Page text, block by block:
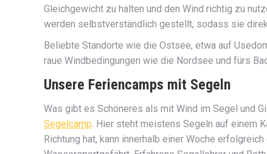
Gleichgewicht zu halten und den Wind richtig zu
werden selbstverständlich gestellt, sodass sie
Beliebte Standorte wie die Ostsee, etwa auf
raue Windbedingungen wie die Nordsee und fürs
Unsere Feriencamps mit Segeln
Was gibt es Schöneres als mit Wind im Segel und
Segelcamp . Hier steht meistens Segeln auf einem
Richtung hat, kann innerhalb einer Woche